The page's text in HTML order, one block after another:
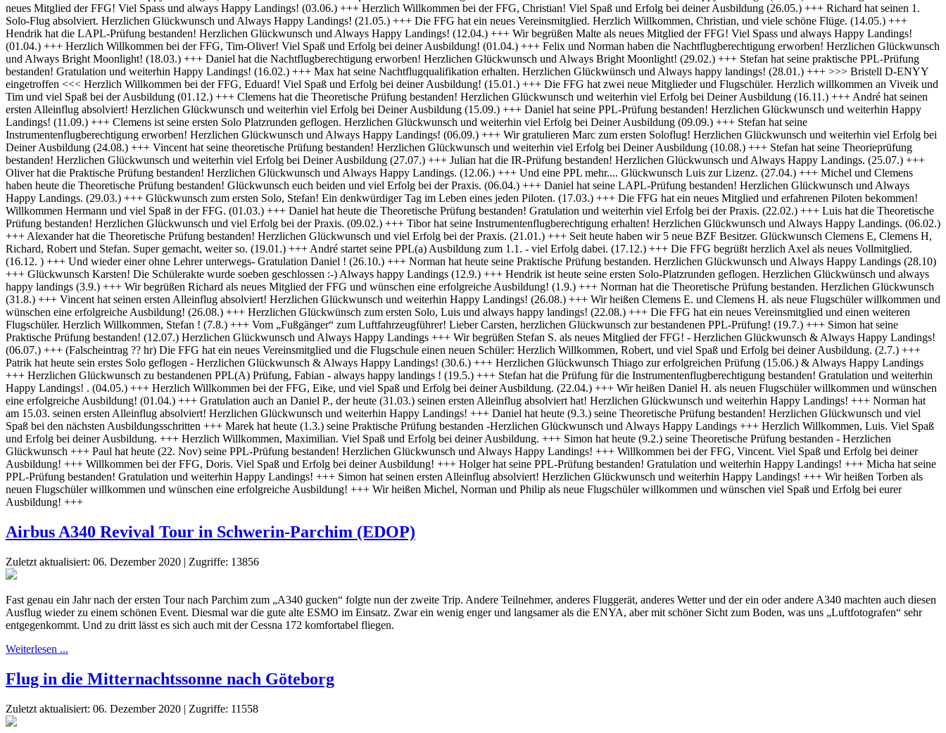
Airbus A340 Revival Tour in Schwerin-Parchim (EDOP)
Zuletzt aktualisiert: 06. Dezember 2020 | Zugriffe: 13856
Fast genau ein Jahr nach der ersten Tour nach Parchim zum „A340 gucken“ folgte nun der zweite Trip. Andere Teilnehmer, anderes Fluggerät, anderes Wetter und der ein oder andere A340 machten auch diesen
Ausflug wieder zu einem schönen Event. Diesmal war die gute alte ESMO im Einsatz. Zwar ein wenig enger und langsamer als die ENYA, aber mit schöner Sicht zum Boden, was uns „Luftfotografen“ sehr
entgegenkommt. Und zu dritt lässt es sich auch mit der Cessna 172 komfortabel fliegen.
Weiterlesen ...
Flug in die Mitternachtssonne nach Göteborg
Zuletzt aktualisiert: 06. Dezember 2020 | Zugriffe: 11558